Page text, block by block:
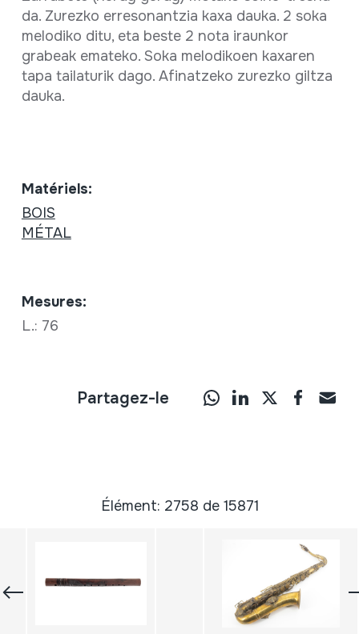
da. Zurezko erresonantzia kaxa dauka. 2 soka
melodiko ditu, eta beste 2 nota iraunkor
grabeak emateko. Soka melodikoen kaxaren
tapa tailaturik dago. Afinatzeko zurezko giltza
dauka.
Matériels:
BOIS
MÉTAL
Mesures:
L.: 76
Partagez-le
Élément: 2758 de 15871